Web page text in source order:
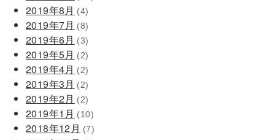
2019年8月 (4)
2019年7月 (8)
2019年6月 (3)
2019年5月 (2)
2019年4月 (2)
2019年3月 (2)
2019年2月 (2)
2019年1月 (10)
2018年12月 (7)